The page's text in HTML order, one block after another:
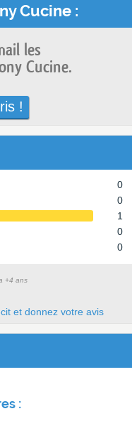
Cucine :
les
Cucine.
!
0
0
1
0
0
+4 ans
et donnez votre avis
: